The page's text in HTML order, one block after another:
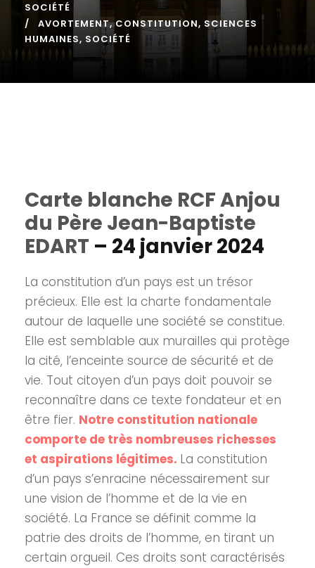
SOCIÉTÉ
AVORTEMENT, CONSTITUTION, SCIENCES
HUMAINES, SOCIÉTÉ
Carte blanche RCF Anjou
du Père Jean-Baptiste
EDART – 24 janvier 2024
La constitution d’un pays est un trésor
précieux. Elle est la charte fondamentale
autour de laquelle une société se constitue.
Elle est semblable aux murailles qui protège
la cité, l’enceinte source de sécurité et de
vie. Tout citoyen d’un pays doit pouvoir se
reconnaître dans ce texte fondateur et en
être fier. Notre constitution nationale
comporte de très nombreuses richesses
et aspirations légitimes. La constitution
d’un pays s’enracine nécessairement sur
une vision de l’homme et de la vie en
société. La France se définit comme la
patrie des droits de l’homme, en tirant un
certain orgueil. Ces droits sont caractérisés